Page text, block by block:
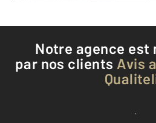
Notre agence est
par nos clients Avis
Voir tous les